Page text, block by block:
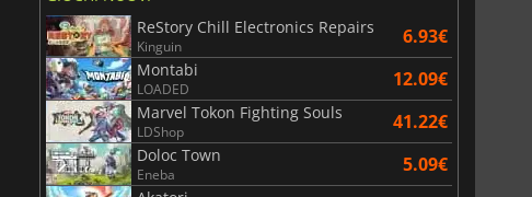
ReStory Chill Electronics Repairs
Kinguin 6.93€
Montabi
LOADED 12.09€
Marvel Tokon Fighting Souls
LDShop 41.22€
Doloc Town
Eneba 5.09€